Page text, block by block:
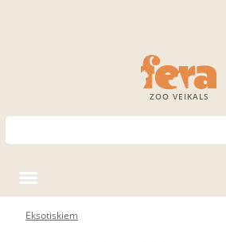
ZOO VEIKALS
Eksotiskiem